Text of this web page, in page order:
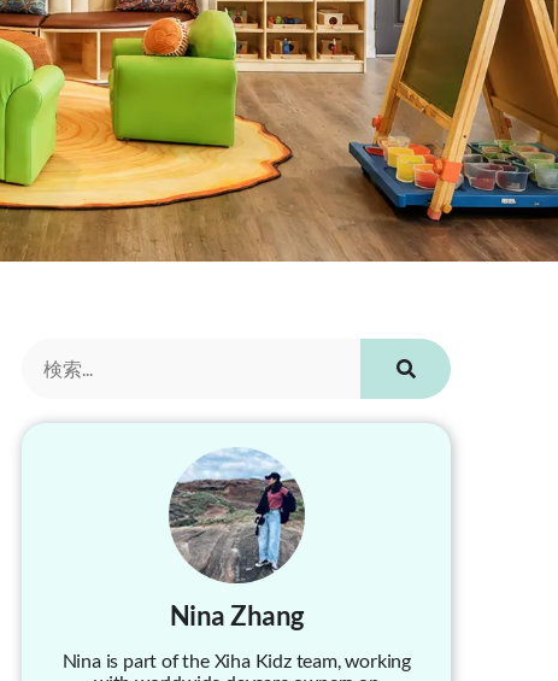
Nina Zhang
Nina is part of the Xiha Kidz team, working